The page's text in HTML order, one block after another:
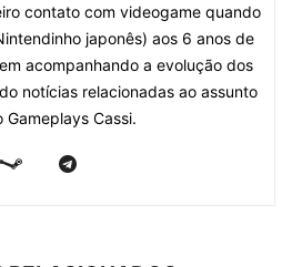
contato com videogame quando
japonês) aos 6 anos de
acompanhando a evolução dos
notícias relacionadas ao assunto
Gameplays Cassi.